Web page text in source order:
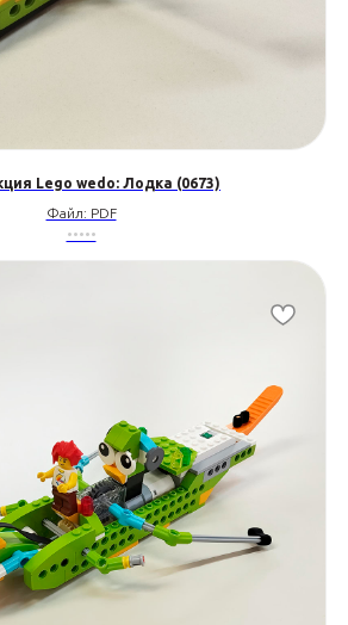
Lego wedo: Лодка (0673)
Файл: PDF
•••••